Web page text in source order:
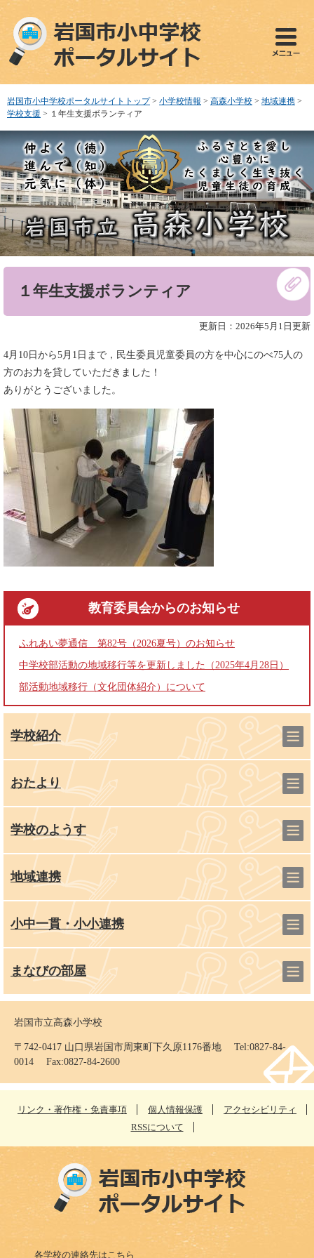
ペ
で
す
メ
ば
し
本
へ
岩国市小中学校ポータルサイトトップ > 小学校情報 > 高森小学校 > 地域連携 >
学校支援 > １年生支援ボランティア
１年生支援ボランティア
更新日：2026年5月1日更新
4月10日から5月1日まで，民生委員児童委員の方を中心にのべ75人の
方のお力を貸していただきました！
ありがとうございました。
教育委員会からのお知らせ
ふれあい夢通信 第82号（2026夏号）のお知らせ
中学校部活動の地域移行等を更新しました（2025年4月28日）
部活動地域移行（文化団体紹介）について
学校紹介
おたより
学校のようす
地域連携
小中一貫・小小連携
まなびの部屋
岩国市立高森小学校
〒742-0417 山口県岩国市周東町下久原1176番地 Tel:0827-84-
0014 Fax:0827-84-2600
リンク・著作権・免責事項 個人情報保護
アクセシビリティ
RSSについて
各学校の連絡先はこちら